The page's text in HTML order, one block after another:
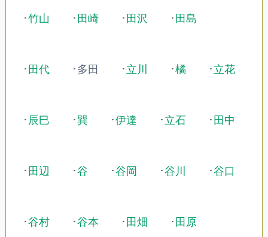
･竹山 ･ 田崎 ･ 田沢 ･ 田島
･ 田代 ･多田 ･立川 ･橘 ･立花
･ 辰巳 ･巽 ･伊達 ･立石 ･ 田中
･ 田辺 ･谷 ･谷岡 ･谷川 ･谷口
･谷村 ･谷本 ･ 田畑 ･ 田原